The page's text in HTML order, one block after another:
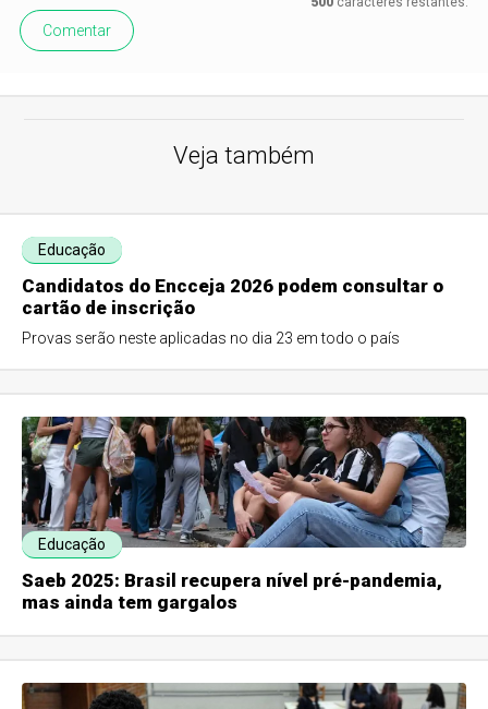
Comentar
Veja também
Educação
Candidatos do Encceja 2026 podem consultar o
cartão de inscrição
Provas serão neste aplicadas no dia 23 em todo o país
Educação
Saeb 2025: Brasil recupera nível pré-pandemia,
mas ainda tem gargalos